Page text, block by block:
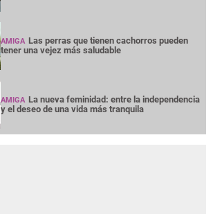
AMIGA Las perras que tienen cachorros pueden
tener una vejez más saludable
AMIGA La nueva feminidad: entre la independencia
y el deseo de una vida más tranquila